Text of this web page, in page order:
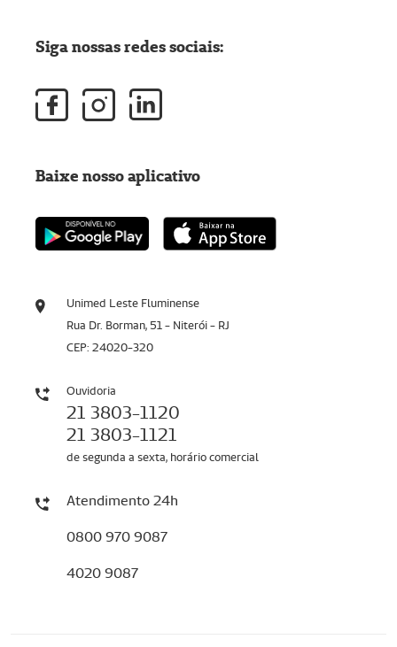
Unimed Leste Fluminense
Rua Dr. Borman, 51 - Niterói - RJ
CEP: 24020-320
Ouvidoria
21 3803-1120
21 3803-1121
de segunda a sexta, horário comercial
Atendimento 24h
0800 970 9087
4020 9087
Siga nossas redes sociais:
Baixe nosso aplicativo